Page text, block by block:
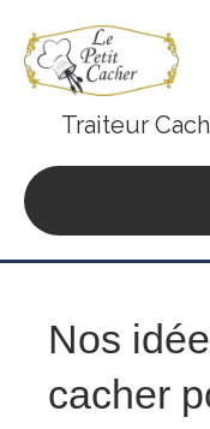
Traiteur
Nos
cacher